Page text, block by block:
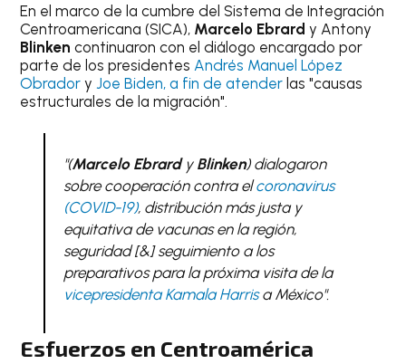
En el marco de la cumbre del Sistema de Integración
Centroamericana (SICA), Marcelo Ebrard y Antony
Blinken continuaron con el diálogo encargado por
parte de los presidentes Andrés Manuel López
Obrador y Joe Biden, a fin de atender las "causas
estructurales de la migración".
"(Marcelo Ebrardy Blinken) dialogaron
sobre cooperación contra elcoronavirus
(COVID-19), distribución más justa y
equitativa de vacunas en la región,
seguridad [&] seguimiento a los
preparativos para la próxima visita de la
vicepresidenta Kamala Harrisa México".
Esfuerzos en Centroamérica